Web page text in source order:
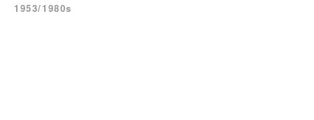
1953/1980s